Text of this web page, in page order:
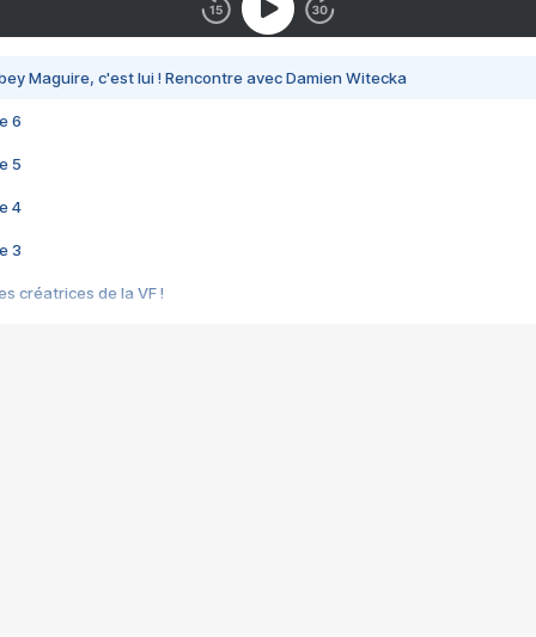
Maguire, c'est lui ! Rencontre avec Damien Witecka
6
5
4
3
créatrices de la VF !